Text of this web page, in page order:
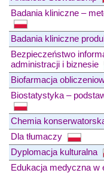
Badania kliniczne –
Badania kliniczne
Bezpieczeństwo
administracji i biznesie
Biofarmacja
Biostatystyka –
Chemia
Dla tłumaczy
Dyplomacja kulturalna
Edukacja medyczna w